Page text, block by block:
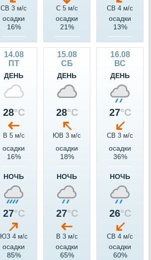
СВ 3 м/c
осадки
16%
С 5 м/c
осадки
21%
СВ 4 м/c
осадки
13%
14.08
ПТ
ДЕНЬ
28°C
В 5 м/c
осадки
16%
НОЧЬ
27°C
ЮЗ 4 м/c
осадки
85%
15.08
СБ
ДЕНЬ
28°C
ЮВ 3 м/c
осадки
18%
НОЧЬ
27°C
В 3 м/c
осадки
65%
16.08
ВС
ДЕНЬ
27°C
СВ 3 м/c
осадки
36%
НОЧЬ
26°C
СВ 4 м/c
осадки
60%